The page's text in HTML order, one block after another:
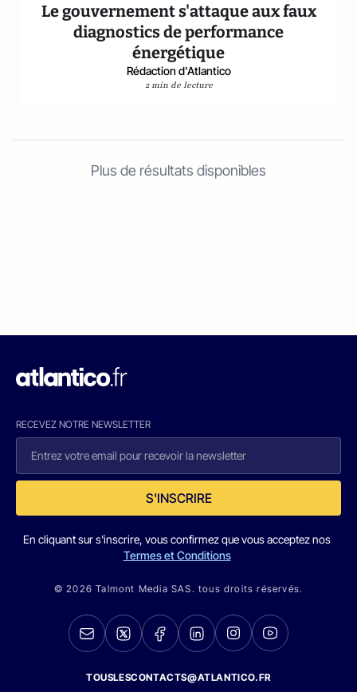
Le gouvernement s'attaque aux faux
diagnostics de performance
énergétique
Rédaction d'Atlantico
2 min de lecture
Plus de résultats disponibles
RECEVEZ NOTRE NEWSLETTER
S'INSCRIRE
En cliquant sur s'inscrire, vous confirmez que vous acceptez nos
Termes et Conditions
© 2026 Talmont Media SAS. tous droits réservés.
TOUSLESCONTACTS@ATLANTICO.FR